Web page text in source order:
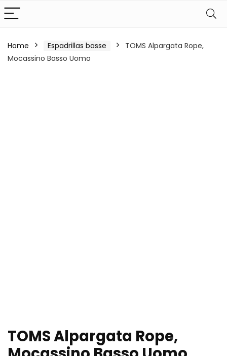
Home Espadrillas basse
TOMS Alpargata Rope,
Mocassino Basso Uomo
TOMS Alpargata Rope,